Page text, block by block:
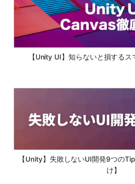
【Unity UI】知らないと損する
【Unity】失敗しないUI開発9つの
け】